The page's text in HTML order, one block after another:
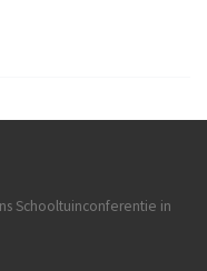
Schooltuinconferentie in